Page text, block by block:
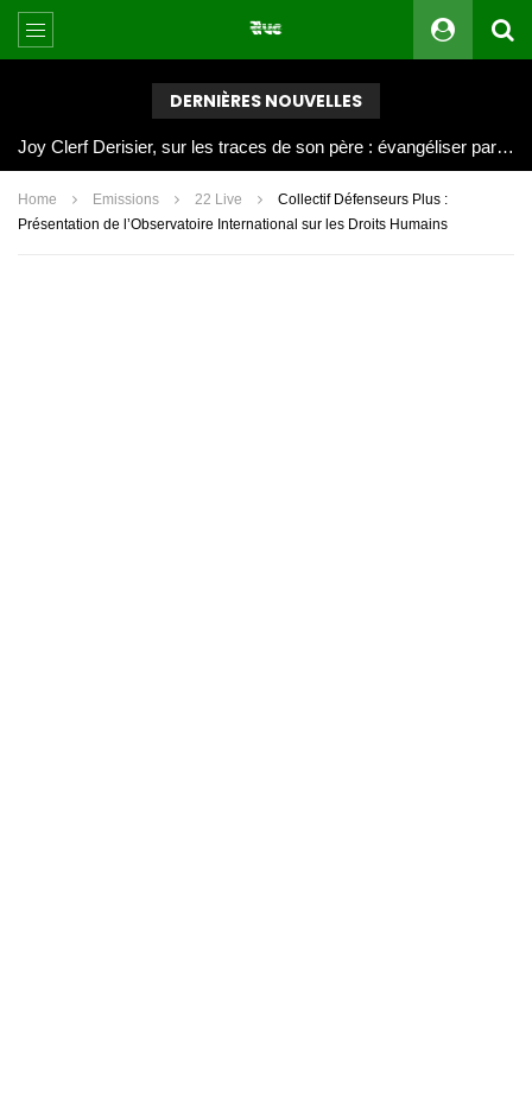
DERNIÈRES NOUVELLES
Joy Clerf Derisier, sur les traces de son père : évangéliser par la musique
Home Emissions 22 Live
Collectif Défenseurs Plus :
Présentation de l’Observatoire International sur les Droits Humains